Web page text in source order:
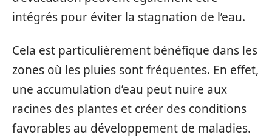
intégrés pour éviter la stagnation de l’eau.
Cela est particulièrement bénéfique dans les
zones où les pluies sont fréquentes. En effet,
une accumulation d’eau peut nuire aux
racines des plantes et créer des conditions
favorables au développement de maladies.